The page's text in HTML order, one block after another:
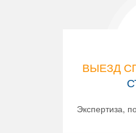
ВЫЕЗД
Экспертиза,